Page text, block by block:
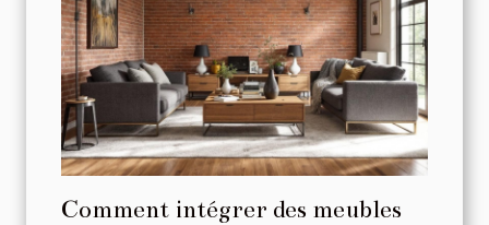
Comment intégrer des meubles